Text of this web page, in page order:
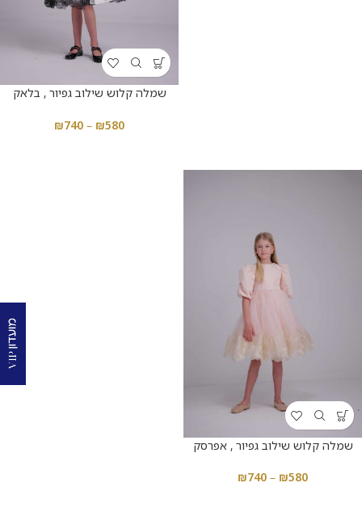
שמלה קלוש שילוב גפיור , בלאק
₪580
–
₪740
שמלה קלוש שילוב גפיור , אפרסק
₪580
–
₪740